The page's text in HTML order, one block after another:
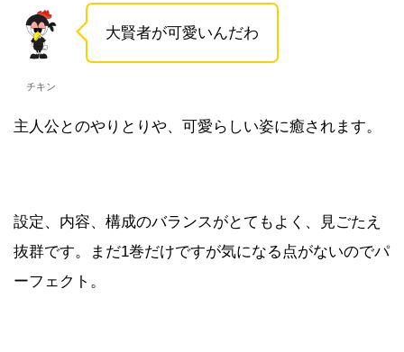
チキン
大賢者が可愛いんだわ
主人公とのやりとりや、可愛らしい姿に癒されます。
設定、内容、構成のバランスがとてもよく、見ごたえ
抜群です。まだ1巻だけですが気になる点がないのでパ
ーフェクト。